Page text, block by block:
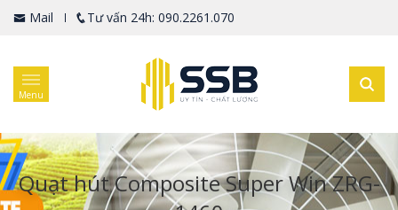
Mail Tư vấn 24h: 090.2261.070
Menu
Quạt hút Composite Super Win ZRG-